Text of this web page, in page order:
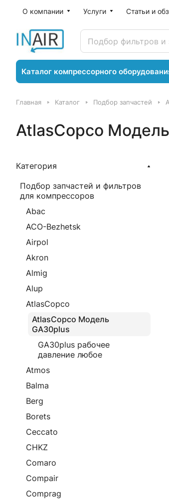
О компании Услуги Статьи и
Каталог компрессорного
Главная Каталог Подбор запчастей
AtlasCopco
Категория
Подбор запчастей и фильтров
для компрессоров
Abac
ACO-Bezhetsk
Airpol
Akron
Almig
Alup
AtlasCopco
AtlasCopco Модель
GA30plus
GA30plus рабочее
давление любое
Atmos
Balma
Berg
Borets
Ceccato
CHKZ
Comaro
Compair
Comprag